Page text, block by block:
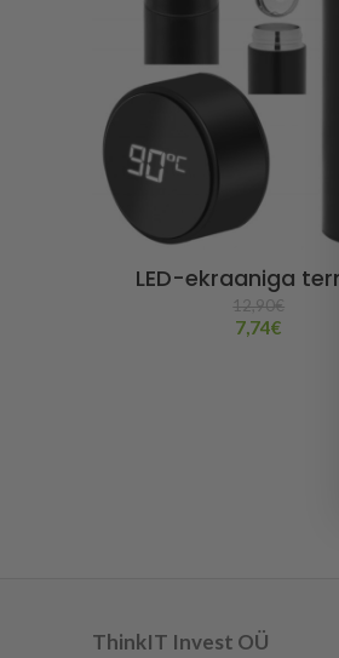
LED-ekraaniga
12,90€
7,74€
ThinkIT Invest OÜ